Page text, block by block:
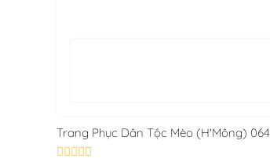
Trang Phục Dân Tộc Mèo (H'Mông) 064